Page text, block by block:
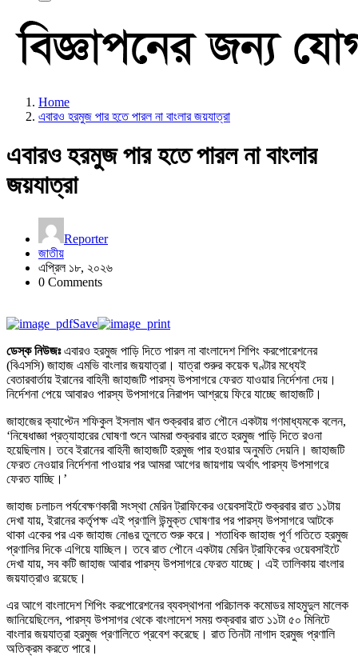
Home
এবারও হরমুজ পার হতে পারল না বাংলার জয়যাত্রা
এবারও হরমুজ পার হতে পারল না বাংলার
জয়যাত্রা
Reporter
জাতীয়
এপ্রিল ১৮, ২০২৬
0 Comments
Save
ডেস্ক নিউজঃএবারও হরমুজ পাড়ি দিতে পারল না বাংলাদেশ শিপিং করপোরেশনের
(বিএসসি) জাহাজ এমভি বাংলার জয়যাত্রা। যাত্রা শুরুর কয়েক ঘণ্টার মধ্যেই
বেতারবার্তায় ইরানের বাহিনী জাহাজটি পারস্য উপসাগরে ফেরত যাওয়ার নির্দেশনা দেয়।
নির্দেশনা পেয়ে আবারও পারস্য উপসাগরে নিরাপদ আশ্রয়ে ফিরে যাচ্ছে জাহাজটি।
জাহাজের ক্যাপ্টেন শফিকুল ইসলাম খান শুক্রবার রাত পৌনে একটায় গণমাধ্যমকে বলেন,
‘নিষেধাজ্ঞা প্রত্যাহারের ঘোষণা শুনে আমরা শুক্রবার রাতে হরমুজ পাড়ি দিতে রওনা
হয়েছিলাম। তবে ইরানের বাহিনী জাহাজটি হরমুজ পার হওয়ার অনুমতি দেয়নি। জাহাজটি
ফেরত নেওয়ার নির্দেশনা পাওয়ার পর আমরা আগের জায়গায় অর্থাৎ পারস্য উপসাগরে
ফেরত যাচ্ছি।’
জাহাজ চলাচল পর্যবেক্ষণকারী সংস্থা মেরিন ট্রাফিকের ওয়েবসাইটে শুক্রবার রাত ১১টায়
দেখা যায়, ইরানের কর্তৃপক্ষ এই প্রণালি উন্মুক্ত ঘোষণার পর পারস্য উপসাগরে আটকে
থাকা একের পর এক জাহাজ নোঙর তুলতে শুরু করে। শতাধিক জাহাজ পূর্ণ গতিতে হরমুজ
প্রণালির দিকে এগিয়ে যাচ্ছিল। তবে রাত পৌনে একটায় মেরিন ট্রাফিকের ওয়েবসাইটে
দেখা যায়, সব কটি জাহাজ আবার পারস্য উপসাগরে ফেরত যাচ্ছে। এই তালিকায় বাংলার
জয়যাত্রাও রয়েছে।
এর আগে বাংলাদেশ শিপিং করপোরেশনের ব্যবস্থাপনা পরিচালক কমোডর মাহমুদুল মালেক
জানিয়েছিলেন, পারস্য উপসাগর থেকে বাংলাদেশ সময় শুক্রবার রাত ১১টা ৫০ মিনিটে
বাংলার জয়যাত্রা হরমুজ প্রণালিতে প্রবেশ করেছে। রাত তিনটা নাগাদ হরমুজ প্রণালি
অতিক্রম করতে পারে।